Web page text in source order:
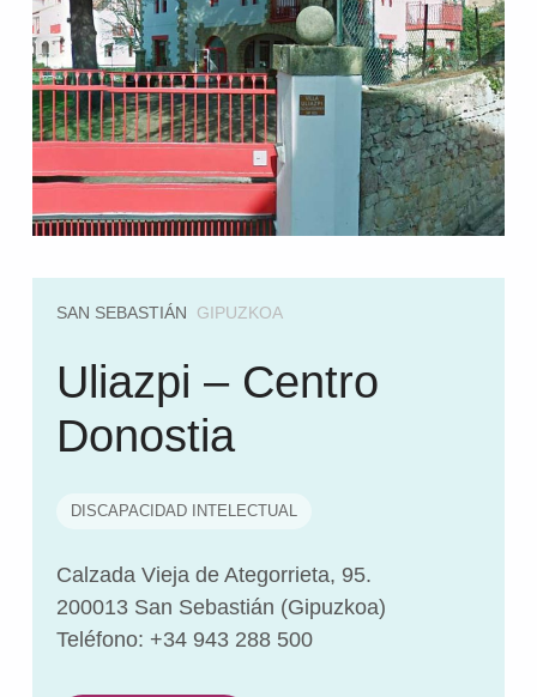
SAN SEBASTIÁN GIPUZKOA
Uliazpi – Centro
Donostia
DISCAPACIDAD INTELECTUAL
Calzada Vieja de Ategorrieta, 95.
200013 San Sebastián (Gipuzkoa)
Teléfono: +34 943 288 500